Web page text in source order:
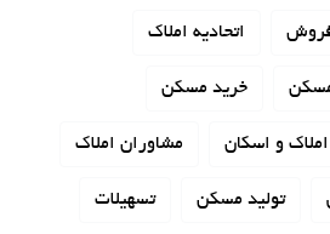
اتحادیه املاک
خرید مسکن
و اسکان مشاوران املاک
تولید مسکن تسهیلات